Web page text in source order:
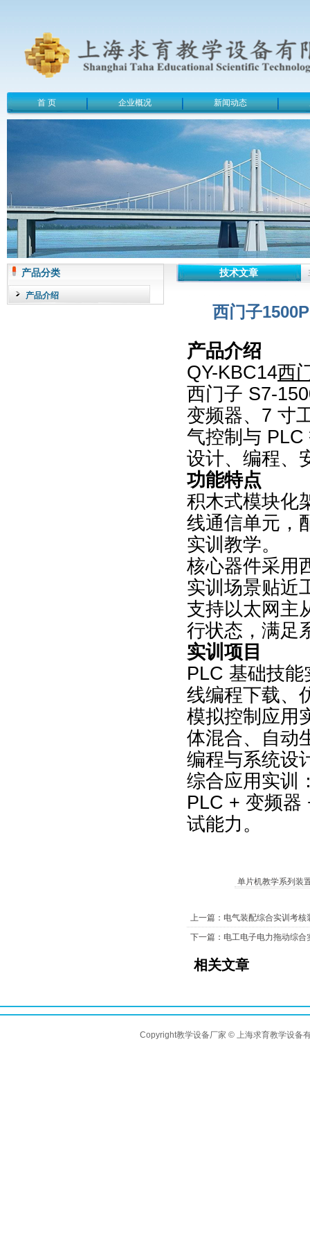
首 页 企业概况 新闻动态
产品分类
产品介绍
技术文章
西门子
产品介绍
QY-KBC14西
西门子 S7-
变频器、7 寸
气控制与
设计、编程、
功能特点
积木式模块化
线通信单元，
实训教学。
核心器件采用
实训场景贴近
支持以太网主
行状态，满足
实训项目
PLC 基础技
线编程下载、
模拟控制应用
体混合、自动
编程与系统设
综合应用实训
PLC + 变频器
试能力。
单片机教学系列装
上一篇：电气装配综合实训考
下一篇：电工电子电力拖动综
相关文章
Copyright教学设备厂家 © 上海求育教学设备